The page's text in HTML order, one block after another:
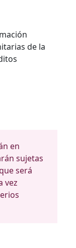
de la
en
sujetas
será
vez